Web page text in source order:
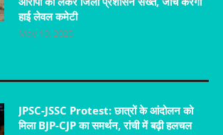
हाई लेवल कमेटी
May 19, 2025
JPSC-JSSC Protest: छात्रों के आंदोलन को
मिला BJP-CJP का समर्थन, रांची में बढ़ी हलचल